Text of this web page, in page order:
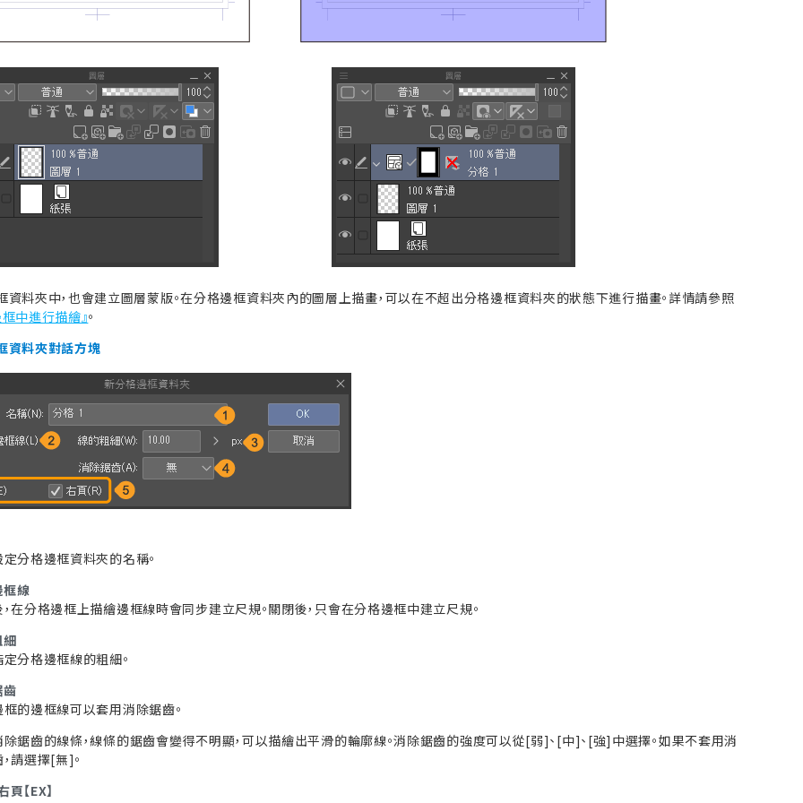
資料夾中，也會建立圖層蒙版。在分格邊框資料夾內的圖層上描畫，可以在不超出分格邊框資料夾的狀態下進行描畫。詳情請參照
中進行描繪』。
資料夾對話方塊
分格邊框資料夾的名稱。
線
在分格邊框上描繪邊框線時會同步建立尺規。關閉後，只會在分格邊框中建立尺規。
細
分格邊框線的粗細。
齒
的邊框線可以套用消除鋸齒。
鋸齒的線條，線條的鋸齒會變得不明顯，可以描繪出平滑的輪廓線。消除鋸齒的強度可以從[弱]、[中]、[強]中選擇。如果不套用消
請選擇[無]。
頁【EX】